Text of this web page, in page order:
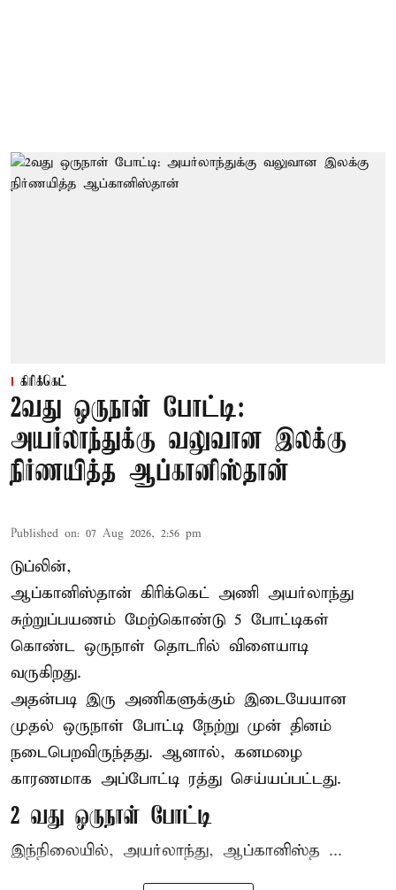
கிரிக்கெட்
2வது ஒருநாள் போட்டி:
அயர்லாந்துக்கு வலுவான இலக்கு
நிர்ணயித்த ஆப்கானிஸ்தான்
Published on: 07 Aug 2026, 2:56 pm
டுப்லின்,
ஆப்கானிஸ்தான் கிரிக்கெட் அணி அயர்லாந்து
சுற்றுப்பயணம் மேற்கொண்டு 5 போட்டிகள்
கொண்ட ஒருநாள் தொடரில் விளையாடி
வருகிறது.
அதன்படி இரு அணிகளுக்கும் இடையேயான
முதல் ஒருநாள் போட்டி நேற்று முன் தினம்
நடைபெறவிருந்தது. ஆனால், கனமழை
காரணமாக அப்போட்டி ரத்து செய்யப்பட்டது.
2 வது ஒருநாள் போட்டி
இந்நிலையில், அயர்லாந்து, ஆப்கானிஸ்த ...